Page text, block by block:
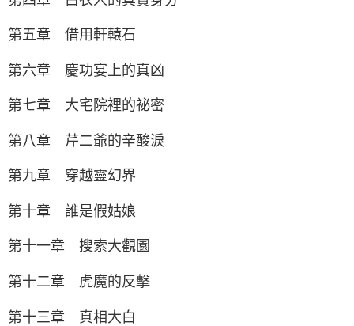
第五章 借用軒轅石
第六章 慶功宴上的真凶
第七章 大宅院裡的祕密
第八章 芹二爺的辛酸淚
第九章 穿越靈幻界
第十章 誰是假姑娘
第十一章 搜索大觀園
第十二章 虎魔的反擊
第十三章 真相大白